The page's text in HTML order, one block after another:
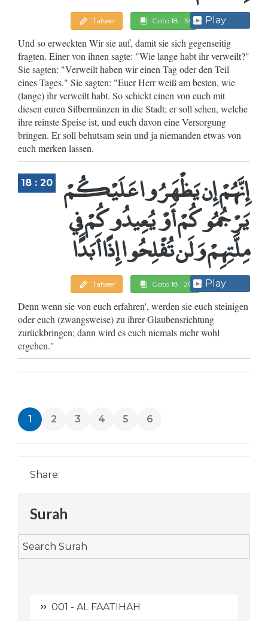
Tafseer Goto 18 : 19 Play
Und so erweckten Wir sie auf, damit sie sich gegenseitig
fragten. Einer von ihnen sagte: "Wie lange habt ihr verweilt?"
Sie sagten: "Verweilt haben wir einen Tag oder den Teil
eines Tages." Sie sagten: "Euer Herr weiß am besten, wie
(lange) ihr verweilt habt. So schickt einen von euch mit
diesen euren Silbermünzen in die Stadt; er soll sehen, welche
ihre reinste Speise ist, und euch davon eine Versorgung
bringen. Er soll behutsam sein und ja niemanden etwas von
euch merken lassen.
18 : 20 إِنَّهُمْ إِن يَظْهَرُوا عَلَيْكُمْ
يَرْجُمُوكُمْ أَوْ يُعِيدُوكُمْ فِي
مِلَّتِهِمْ وَلَن تُفْلِحُوا إِذًا أَبَدًا
Tafseer Goto 18 : 20 Play
Denn wenn sie von euch erfahren', werden sie euch steinigen
oder euch (zwangsweise) zu ihrer Glaubensrichtung
zurückbringen; dann wird es euch niemals mehr wohl
ergehen."
1 2 3 4 5 6
Share:
Surah
001 - AL FAATIHAH